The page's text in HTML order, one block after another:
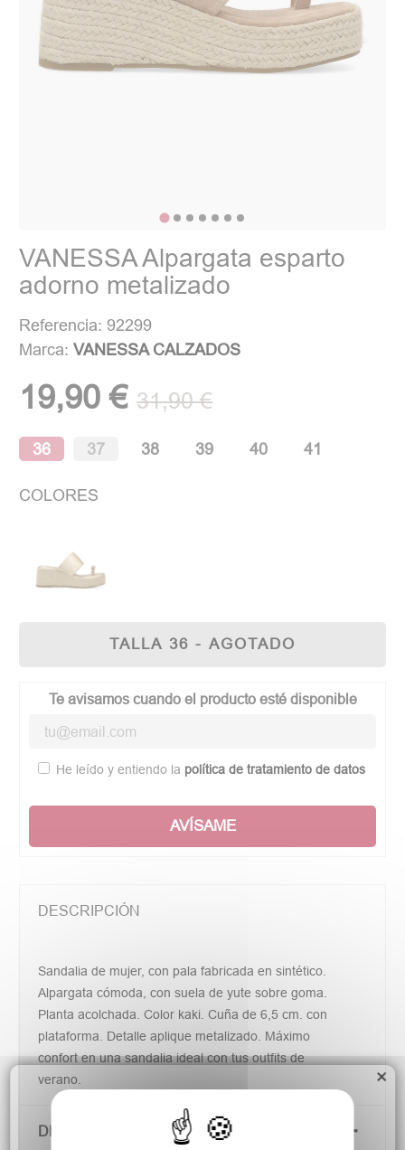
VANESSA Alpargata esparto
adorno metalizado
Referencia: 92299
Marca:VANESSA CALZADOS
19,90 € 31,90 €
36 37 38 39 40 41
COLORES
TALLA 36 - AGOTADO
Te avisamos cuando el producto esté disponible
He leído y entiendo la política de tratamiento de datos
AVÍSAME
DESCRIPCIÓN
Sandalia de mujer, con pala fabricada en sintético.
Alpargata cómoda, con suela de yute sobre goma.
Planta acolchada. Color kaki. Cuña de 6,5 cm. con
plataforma. Detalle aplique metalizado. Máximo
confort en una sandalia ideal con tus outfits de
verano.
DETALLES DEL PRODUCTO
×